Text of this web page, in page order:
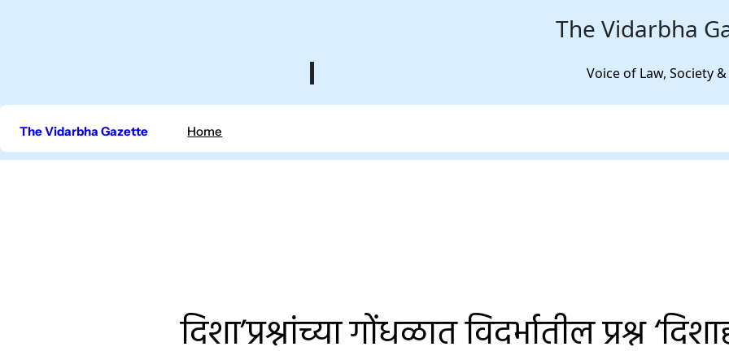
The Vidarbha
Voice of Law, Society
The Vidarbha Gazette Home
दिशा’प्रश्नांच्या गोंधळात विदर्भातील प्रश्न